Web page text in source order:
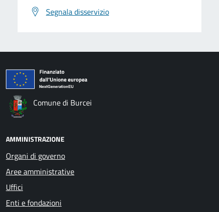
Segnala disservizio
Comune di Burcei
AMMINISTRAZIONE
Organi di governo
Aree amministrative
Uffici
Enti e fondazioni